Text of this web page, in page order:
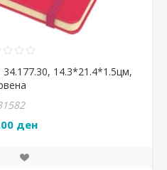
14.3*21.4*1.5цм,
ден